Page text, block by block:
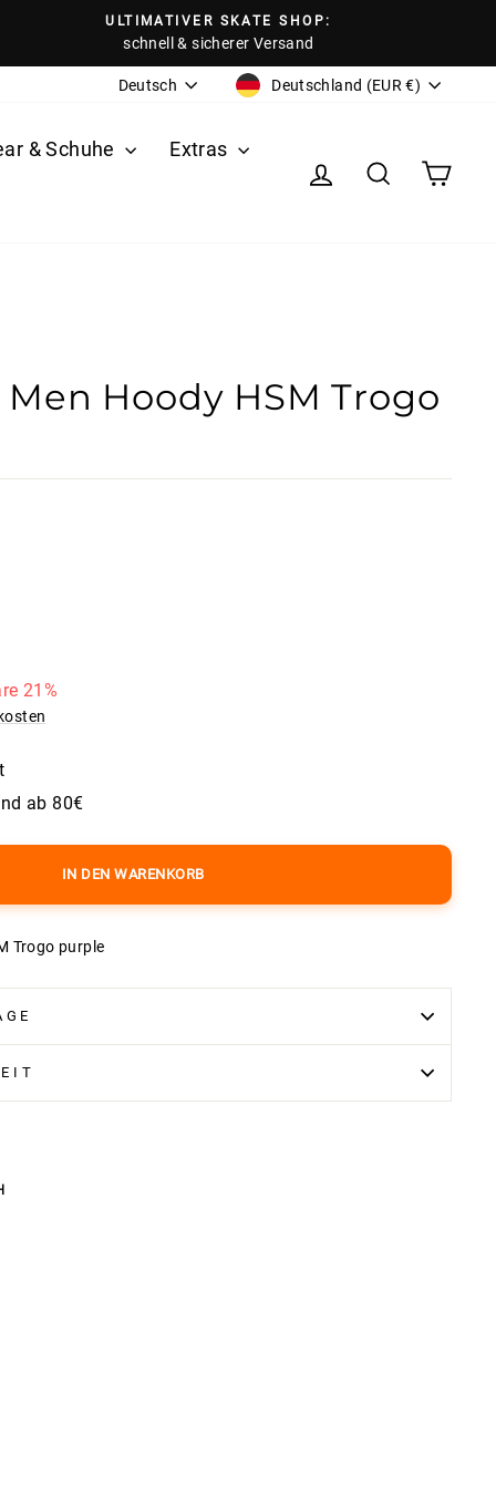
ULTIMATIVER SKATE SHOP:
schnell & sicherer Versand
Sprache
Deutsch Währung
Deutschland (EUR €)
& Schuhe
Extras
EinloggenSuche
Hoody HSM Trogo
21%
ab 80€
IN DEN WARENKORB
Trogo purple